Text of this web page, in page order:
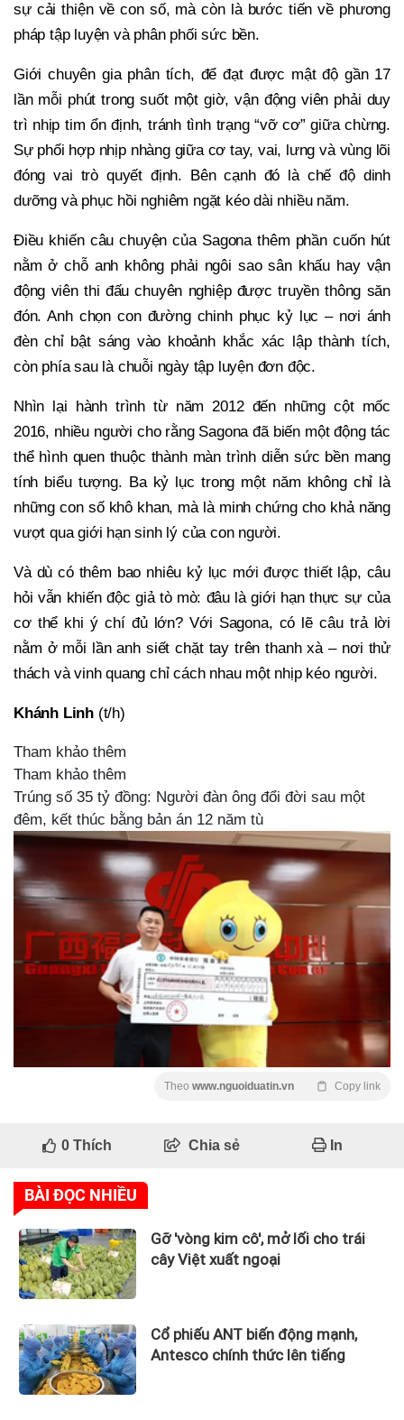
sự cải thiện về con số, mà còn là bước tiến về phương
pháp tập luyện và phân phối sức bền.
Giới chuyên gia phân tích, để đạt được mật độ gần 17
lần mỗi phút trong suốt một giờ, vận động viên phải duy
trì nhịp tim ổn định, tránh tình trạng “vỡ cơ” giữa chừng.
Sự phối hợp nhịp nhàng giữa cơ tay, vai, lưng và vùng lõi
đóng vai trò quyết định. Bên cạnh đó là chế độ dinh
dưỡng và phục hồi nghiêm ngặt kéo dài nhiều năm.
Điều khiến câu chuyện của Sagona thêm phần cuốn hút
nằm ở chỗ anh không phải ngôi sao sân khấu hay vận
động viên thi đấu chuyên nghiệp được truyền thông săn
đón. Anh chọn con đường chinh phục kỷ lục – nơi ánh
đèn chỉ bật sáng vào khoảnh khắc xác lập thành tích,
còn phía sau là chuỗi ngày tập luyện đơn độc.
Nhìn lại hành trình từ năm 2012 đến những cột mốc
2016, nhiều người cho rằng Sagona đã biến một động tác
thể hình quen thuộc thành màn trình diễn sức bền mang
tính biểu tượng. Ba kỷ lục trong một năm không chỉ là
những con số khô khan, mà là minh chứng cho khả năng
vượt qua giới hạn sinh lý của con người.
Và dù có thêm bao nhiêu kỷ lục mới được thiết lập, câu
hỏi vẫn khiến độc giả tò mò: đâu là giới hạn thực sự của
cơ thể khi ý chí đủ lớn? Với Sagona, có lẽ câu trả lời
nằm ở mỗi lần anh siết chặt tay trên thanh xà – nơi thử
thách và vinh quang chỉ cách nhau một nhịp kéo người.
Khánh Linh (t/h)
Tham khảo thêm
Tham khảo thêm
Trúng số 35 tỷ đồng: Người đàn ông đổi đời sau một
đêm, kết thúc bằng bản án 12 năm tù
Theo www.nguoiduatin.vn Copy link
0Thích Chia sẻ In
BÀI ĐỌC NHIỀU
Gỡ 'vòng kim cô', mở lối cho trái
cây Việt xuất ngoại
Cổ phiếu ANT biến động mạnh,
Antesco chính thức lên tiếng